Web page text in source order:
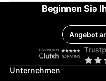
Beginnen Sie
Angebot
Unternehmen